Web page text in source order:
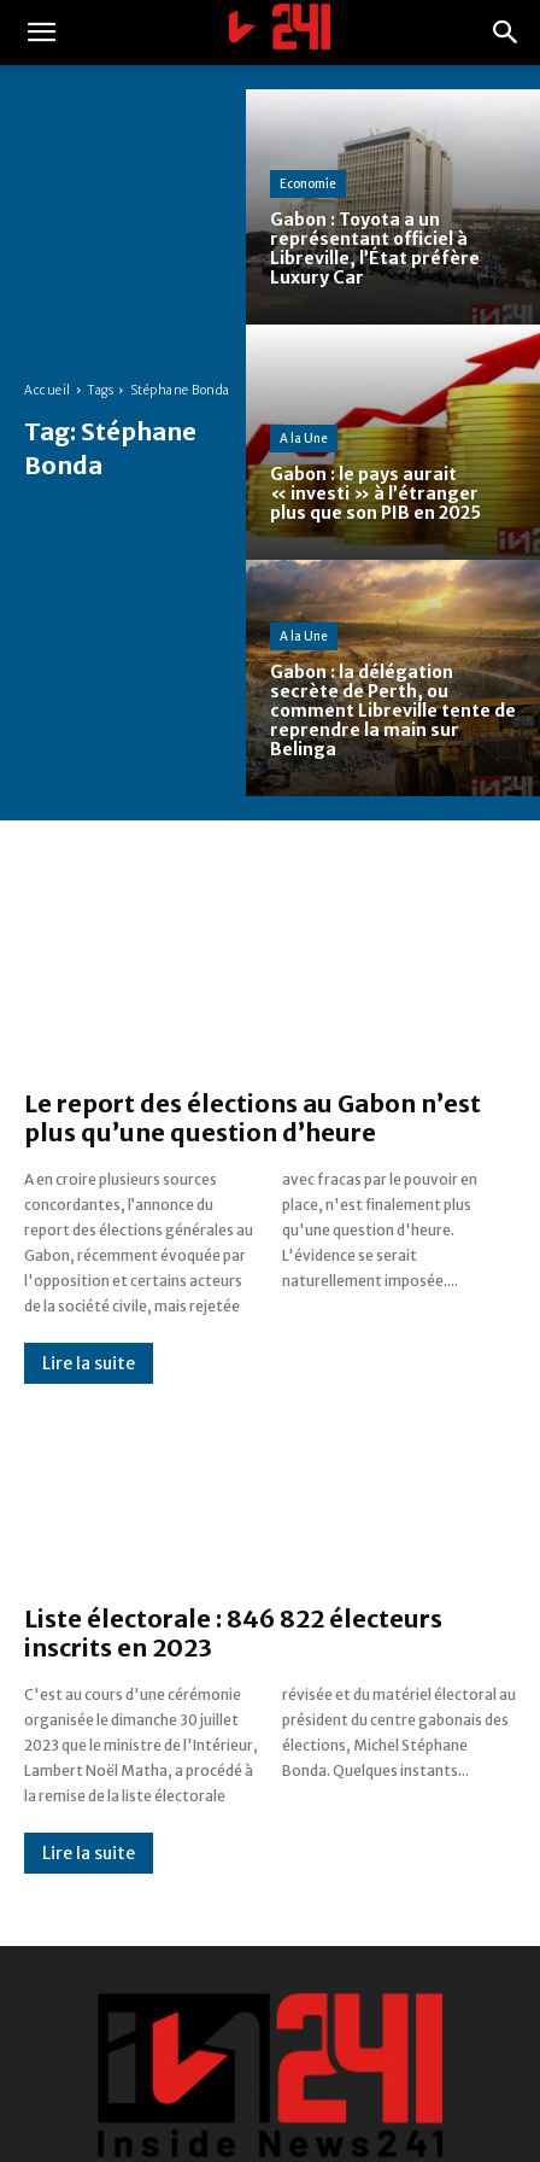
Accueil Tags Stéphane Bonda
Tag: Stéphane
Bonda
Economie
Gabon : Toyota a un
représentant officiel à
Libreville, l’État préfère
Luxury Car
A la Une
Gabon : le pays aurait
« investi » à l’étranger
plus que son PIB en 2025
A la Une
Gabon : la délégation
secrète de Perth, ou
comment Libreville tente de
reprendre la main sur
Belinga
Le report des élections au Gabon n’est
plus qu’une question d’heure
A en croire plusieurs sources
concordantes, l’annonce du
report des élections générales au
Gabon, récemment évoquée par
l'opposition et certains acteurs
de la société civile, mais rejetée
avec fracas par le pouvoir en
place, n'est finalement plus
qu'une question d'heure.
L'évidence se serait
naturellement imposée....
Lire la suite
Liste électorale : 846 822 électeurs
inscrits en 2023
C'est au cours d'une cérémonie
organisée le dimanche 30 juillet
2023 que le ministre de l'Intérieur,
Lambert Noël Matha, a procédé à
la remise de la liste électorale
révisée et du matériel électoral au
président du centre gabonais des
élections, Michel Stéphane
Bonda. Quelques instants...
Lire la suite